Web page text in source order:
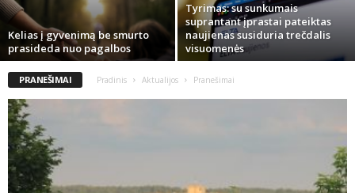
Kelias į gyvenimą be smurto
prasideda nuo pagalbos
Tyrimas: su sunkumais
suprantant įprastai pateiktas
naujienas susiduria trečdalis
visuomenės
PRANEŠIMAI Pradinis Aktualijos Pranešimai